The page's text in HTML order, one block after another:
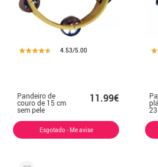
4.53/5.00
Pandeiro de
couro de 15 cm
sem pele
11.99€
Esgotado - Me avise